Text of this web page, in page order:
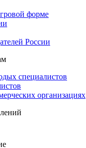
форме
России
специалистов
организациях